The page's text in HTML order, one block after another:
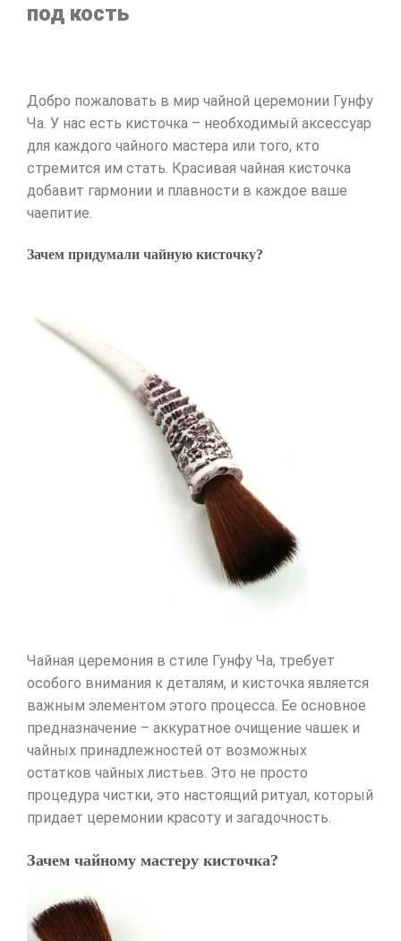
под кость
Добро пожаловать в мир чайной церемонии Гунфу
Ча. У нас есть кисточка – необходимый аксессуар
для каждого чайного мастера или того, кто
стремится им стать. Красивая чайная кисточка
добавит гармонии и плавности в каждое ваше
чаепитие.
Зачем придумали чайную кисточку?
Чайная церемония в стиле Гунфу Ча, требует
особого внимания к деталям, и кисточка является
важным элементом этого процесса. Ее основное
предназначение – аккуратное очищение чашек и
чайных принадлежностей от возможных
остатков чайных листьев. Это не просто
процедура чистки, это настоящий ритуал, который
придает церемонии красоту и загадочность.
Зачем чайному мастеру кисточка?